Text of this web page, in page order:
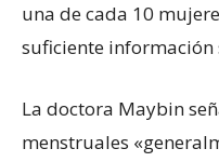
una de cada 10
suficiente
La doctora Maybin
menstruales